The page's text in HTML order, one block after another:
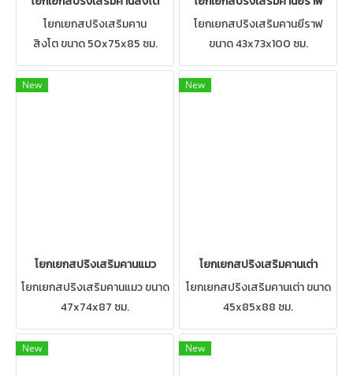
โยกเยกสปริงเสริมคาน
สิงโต ขนาด 50x75x85 ซม.
โยกเยกสปริงเสริมคานยีราฟ
ขนาด 43x73x100 ซม.
New
โยกเยกสปริงเสริมคานแมว
โยกเยกสปริงเสริมคานแมว ขนาด
47x74x87 ซม.
New
โยกเยกสปริงเสริมคานเต่า
โยกเยกสปริงเสริมคานเต่า ขนาด
45x85x88 ซม.
New New